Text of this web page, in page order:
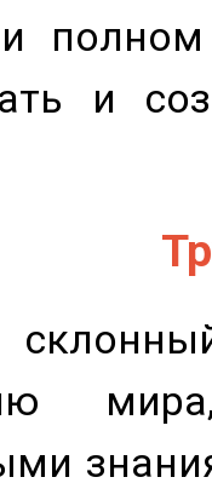
полном
и